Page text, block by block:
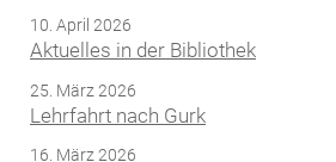
10. April 2026
Aktuelles in der Bibliothek
25. März 2026
Lehrfahrt nach Gurk
16. März 2026